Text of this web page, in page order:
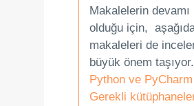
Makalelerin
olduğu için,
makaleleri de
büyük önem taşıyor.
Python ve
Gerekli